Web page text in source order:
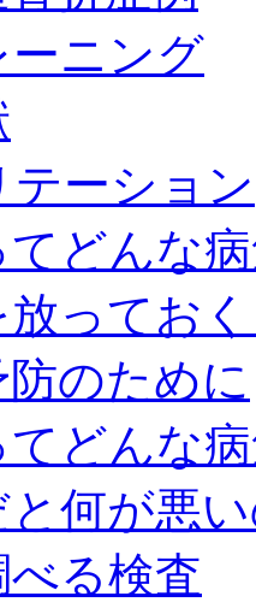
ーニング
テーション
どんな
放ってお
のために
どんな
何が悪
べる検査